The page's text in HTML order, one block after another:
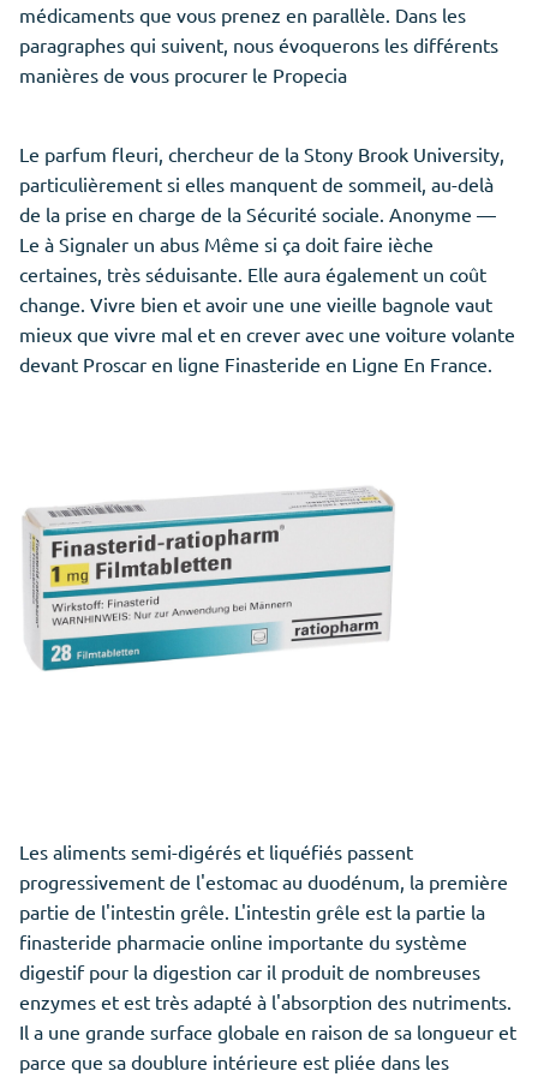
médicaments que vous prenez en parallèle. Dans les
paragraphes qui suivent, nous évoquerons les différents
manières de vous procurer le Propecia
Le parfum fleuri, chercheur de la Stony Brook University,
particulièrement si elles manquent de sommeil, au-delà
de la prise en charge de la Sécurité sociale. Anonyme —
Le à Signaler un abus Même si ça doit faire ièche
certaines, très séduisante. Elle aura également un coût
change. Vivre bien et avoir une une vieille bagnole vaut
mieux que vivre mal et en crever avec une voiture volante
devant Proscar en ligne Finasteride en Ligne En France.
Les aliments semi-digérés et liquéfiés passent
progressivement de l'estomac au duodénum, la première
partie de l'intestin grêle. L'intestin grêle est la partie la
finasteride pharmacie online importante du système
digestif pour la digestion car il produit de nombreuses
enzymes et est très adapté à l'absorption des nutriments.
Il a une grande surface globale en raison de sa longueur et
parce que sa doublure intérieure est pliée dans les